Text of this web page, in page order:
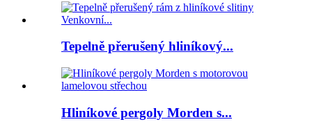
Tepelně přerušený hliníkový...
Hliníkové pergoly Morden s...